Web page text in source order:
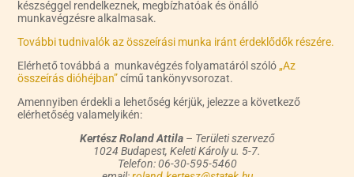
készséggel rendelkeznek, megbízhatóak és önálló
munkavégzésre alkalmasak.
További tudnivalók az összeírási munka iránt érdeklődők részére.
Elérhető továbbá a munkavégzés folyamatáról szóló„Az
összeírás dióhéjban”című tankönyvsorozat.
Amennyiben érdekli a lehetőség kérjük, jelezze a következő
elérhetőség valamelyikén:
Kertész Roland Attila– Területi szervező
1024 Budapest, Keleti Károly u. 5-7.
Telefon: 06-30-595-5460